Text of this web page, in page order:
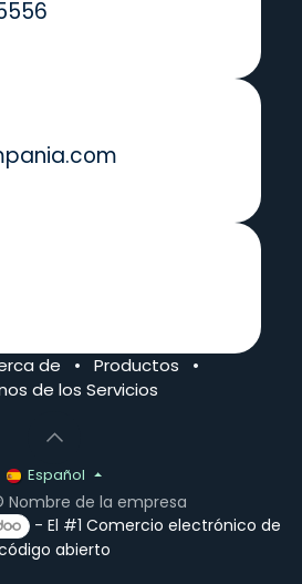
de • Productos
•
de los Servicios
Nombre de la empresa
Español
- El #1Comercio electrónico de
abierto